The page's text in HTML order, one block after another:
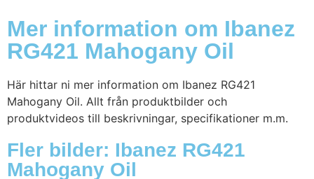
Mer information om Ibanez
RG421 Mahogany Oil
Här hittar ni mer information om Ibanez RG421
Mahogany Oil. Allt från produktbilder och
produktvideos till beskrivningar, specifikationer m.m.
Fler bilder: Ibanez RG421
Mahogany Oil